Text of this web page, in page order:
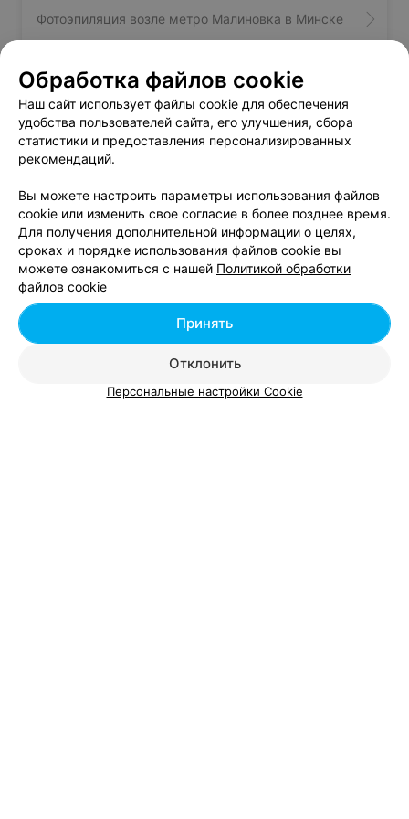
К преимуществам лазерной чистки можно отнести:
эффект подходят для чувствительной кожи;
хороший антибактериальный эффект, благодаря
чему возможно бороться с угревой сыпью в
любом возрасте;
стимулирует приток кислорода к коже и улучшает
обмен веществ в клетках.
К недостаткам относятся:
чистка не справится с удалением черных точек и
других серьезных комедонов;
подходит только для мягкого пилинга лица.
Для большей эффективности можно совместить
ультразвуковую чистку с механической. Это позволит
удалить все содержимое закупоренных пор.
Лазерная чистка лица
бесконтактном воздействии на кожу. Это особенно
Фотоэпиляция возле метро Малиновка в Минске
Лазерная эпиляция возле метро Малиновка в
Минске
Также на Relax.by можно найти следующие услуги
косметолога и SPA в Минске:
Антицеллюлитное обертывание
Стоун-терапия
Тайский СПА-массаж
Шоколадное обертывание
Чистка лица
Массаж лица
Обработка файлов cookie
Наш сайт использует файлы cookie для обеспечения
удобства пользователей сайта, его улучшения, сбора
статистики и предоставления персонализированных
рекомендаций.
Вы можете настроить параметры использования файлов
cookie или изменить свое согласие в более позднее время.
Для получения дополнительной информации о целях,
сроках и порядке использования файлов cookie вы
можете ознакомиться с нашей Политикой обработки
файлов cookie
Отклонить
Принять
Персональные настройки Cookie